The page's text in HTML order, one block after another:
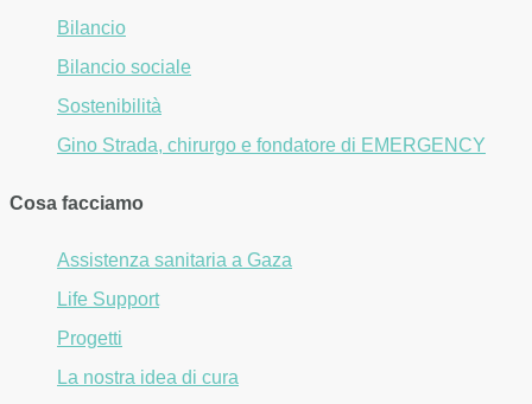
Bilancio
Bilancio sociale
Sostenibilità
Gino Strada, chirurgo e fondatore di EMERGENCY
Cosa facciamo
Assistenza sanitaria a Gaza
Life Support
Progetti
La nostra idea di cura